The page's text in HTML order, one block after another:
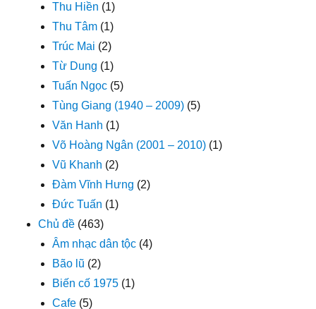
Thu Hiền (1)
Thu Tâm (1)
Trúc Mai (2)
Từ Dung (1)
Tuấn Ngọc (5)
Tùng Giang (1940 – 2009) (5)
Văn Hanh (1)
Võ Hoàng Ngân (2001 – 2010) (1)
Vũ Khanh (2)
Đàm Vĩnh Hưng (2)
Đức Tuấn (1)
Chủ đề (463)
Âm nhạc dân tộc (4)
Bão lũ (2)
Biến cố 1975 (1)
Cafe (5)